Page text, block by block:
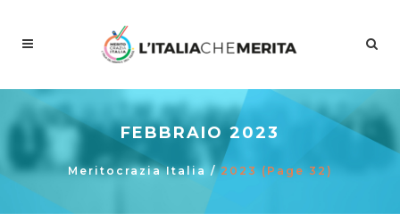
FEBBRAIO 2023
Meritocrazia Italia /2023 (Page 32)